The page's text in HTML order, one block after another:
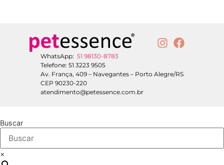
WhatsApp: 51 98130-8783
Telefone: 51 3223 9505
Av. França, 409 – Navegantes – Porto Alegre/RS
CEP 90230-220
atendimento@petessence.com.br
Buscar
×